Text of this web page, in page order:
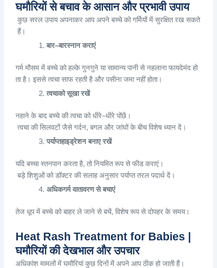
घमौरियों से बचाव के आसान और प्रभावी उपाय
कुछ सरल उपाय अपनाकर आप अपने बच्चे को गर्मियों में सुरक्षित रख सकते
हैं।
बार–बारस्नान कराएं
गर्म मौसम में बच्चे को हल्के गुनगुने या सामान्य पानी से नहलाना फायदेमंद हो
ता है। इससे त्वचा साफ रहती है और पसीना जमा नहीं होता।
त्वचाको सूखा रखें
नहाने के बाद बच्चे की त्वचा को धीरे–धीरे पोंछें ।
त्वचा की सिलवटों जैसे गर्दन,बगल और जांघों के बीच विशेष ध्यान दें ।
पर्याप्तहाइड्रेशन बनाए रखें
यदि बच्चा स्तनपान करता है,तो नियमित रूप से फीड कराएं ।
बड़े शिशुओं को डॉक्टर की सलाह अनुसार पर्याप्त तरल पदार्थ दें ।
अधिकगर्म वातावरण से बचाएं
तेज धूप में बच्चे को बाहर ले जाने से बचें,विशेष रूप से दोपहर के समय।
Heat Rash Treatment for Babies |
घमौरियों की देखभाल और उपचार
अधिकांश मामलों में घमौरियां कुछ दिनों में अपने आप ठीक हो जाती हैं।